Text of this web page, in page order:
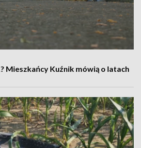
Mieszkańcy Kuźnik mówią o latach